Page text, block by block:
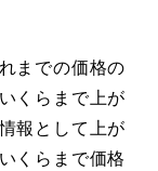
までの価格の
くらまで上が
報として上が
くらまで価格